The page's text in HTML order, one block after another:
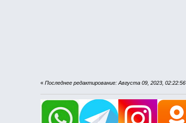
« Последнее редактирование: Августа 09, 2023,